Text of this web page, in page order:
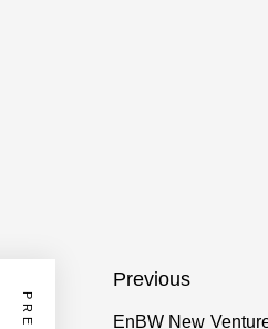
Previous
Previous
EnBW New